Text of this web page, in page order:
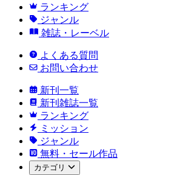
ランキング
ジャンル
雑誌・レーベル
よくある質問
お問い合わせ
新刊一覧
新刊雑誌一覧
ランキング
ミッション
ジャンル
無料・セール作品
カテゴリ